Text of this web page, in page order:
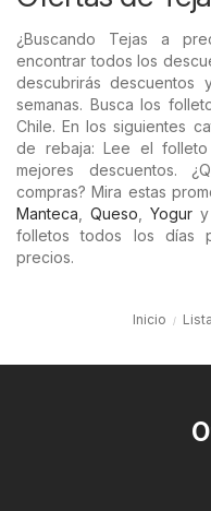
¿Buscando Tejas a
encontrar todos los
descubrirás descuentos
semanas. Busca los
Chile. En los siguientes
de rebaja: Lee el
mejores descuentos.
compras? Mira estas
Manteca
Queso Yogur
folletos todos los días
precios.
Inicio